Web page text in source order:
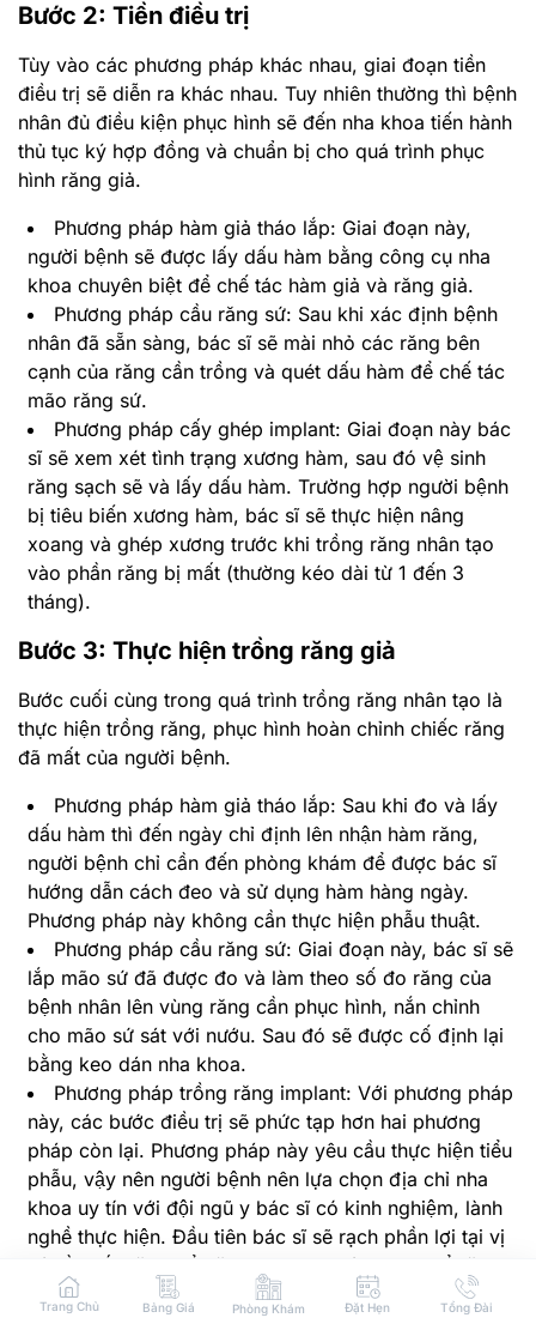
Bước 2: Tiền điều trị
Tùy vào các phương pháp khác nhau, giai đoạn tiền
điều trị sẽ diễn ra khác nhau. Tuy nhiên thường thì bệnh
nhân đủ điều kiện phục hình sẽ đến nha khoa tiến hành
thủ tục ký hợp đồng và chuẩn bị cho quá trình phục
hình răng giả.
Phương pháp hàm giả tháo lắp: Giai đoạn này,
người bệnh sẽ được lấy dấu hàm bằng công cụ nha
khoa chuyên biệt để chế tác hàm giả và răng giả.
Phương pháp cầu răng sứ: Sau khi xác định bệnh
nhân đã sẵn sàng, bác sĩ sẽ mài nhỏ các răng bên
cạnh của răng cần trồng và quét dấu hàm để chế tác
mão răng sứ.
Phương pháp cấy ghép implant: Giai đoạn này bác
sĩ sẽ xem xét tình trạng xương hàm, sau đó vệ sinh
răng sạch sẽ và lấy dấu hàm. Trường hợp người bệnh
bị tiêu biến xương hàm, bác sĩ sẽ thực hiện nâng
xoang và ghép xương trước khi trồng răng nhân tạo
vào phần răng bị mất (thường kéo dài từ 1 đến 3
tháng).
Bước 3: Thực hiện trồng răng giả
Bước cuối cùng trong quá trình trồng răng nhân tạo là
thực hiện trồng răng, phục hình hoàn chỉnh chiếc răng
đã mất của người bệnh.
Phương pháp hàm giả tháo lắp: Sau khi đo và lấy
dấu hàm thì đến ngày chỉ định lên nhận hàm răng,
người bệnh chỉ cần đến phòng khám để được bác sĩ
hướng dẫn cách đeo và sử dụng hàm hàng ngày.
Phương pháp này không cần thực hiện phẫu thuật.
Phương pháp cầu răng sứ: Giai đoạn này, bác sĩ sẽ
lắp mão sứ đã được đo và làm theo số đo răng của
bệnh nhân lên vùng răng cần phục hình, nắn chỉnh
cho mão sứ sát với nướu. Sau đó sẽ được cố định lại
bằng keo dán nha khoa.
Phương pháp trồng răng implant: Với phương pháp
này, các bước điều trị sẽ phức tạp hơn hai phương
pháp còn lại. Phương pháp này yêu cầu thực hiện tiểu
phẫu, vậy nên người bệnh nên lựa chọn địa chỉ nha
khoa uy tín với đội ngũ y bác sĩ có kinh nghiệm, lành
nghề thực hiện. Đầu tiên bác sĩ sẽ rạch phần lợi tại vị
trí cần cấy răng để đặt trụ implant vào xương ổ răng,
rồi khâu phần lợi đã rạch lại và vệ sinh máu ở vết mổ.
Sau đó một khoảng thời gian, người bệnh sẽ quay lại
Trang Chủ Bảng Giá Phòng Khám Đặt Hẹn Tổng Đài